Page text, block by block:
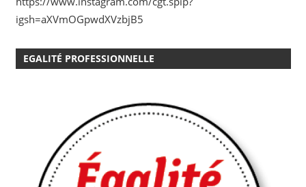
igsh=aXVmOGpwdXVzbjB5
EGALITÉ PROFESSIONNELLE